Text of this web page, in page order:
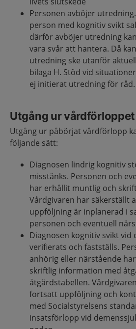
Personen avböjer
person med kognitiv svikt
därför avböjer utredning
vara svår att hantera. Då
utredning ske utanför
bilaga H. Stöd vid
ej initierat utredning för råd.
Utgång ur vårdförloppet
Utgång ur påbörjat vårdförlopp
följande sätt:
Diagnosen lindrig kognitiv
misstänks. Personen och
har erhållit muntlig och
Vårdgivaren har säkerställt
uppföljning är inplanerad i
personen och eventuell
Diagnosen kognitiv svikt vid
verifierats och fastställs.
anhörig eller närstående
skriftlig information med
åtgärdstabellen.
fortsatt uppföljning och
med Socialstyrelsens
insatsförlopp vid